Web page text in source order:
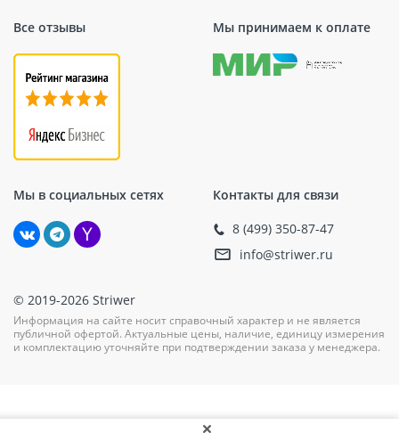
Все отзывы Мы принимаем к оплате
Мы в социальных сетях Контакты для связи
8 (499) 350-87-47
info@striwer.ru
© 2019-2026 Striwer
Информация на сайте носит справочный характер и не является
публичной офертой. Актуальные цены, наличие, единицу измерения
и комплектацию уточняйте при подтверждении заказа у менеджера.